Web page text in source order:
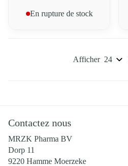
En rupture de stock
Afficher
Contactez nous
MRZK Pharma BV
Dorp 11
9220 Hamme Moerzeke